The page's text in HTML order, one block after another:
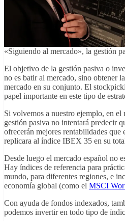
«Siguiendo al mercado», la gestión
El objetivo de la gestión pasiva o
no es batir al mercado, sino obtener
mercado en su conjunto. El
papel importante en este tipo de
Si volvemos a nuestro ejemplo, en
gestión pasiva no intentará predecir
ofrecerán mejores rentabilidades
replicara al índice IBEX 35 en su
Desde luego el mercado español no
Hay índices de referencia para
mundo, para diferentes regiones, e
economía global (como el MSCI
Con ayuda de fondos indexados,
podemos invertir en todo tipo de